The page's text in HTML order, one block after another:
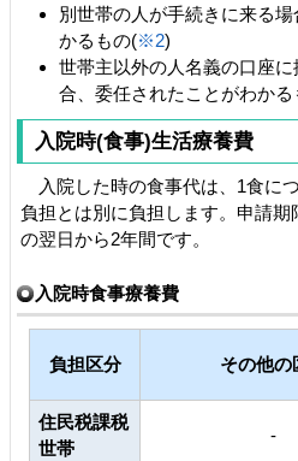
別世帯の人が手続きに来る
かるもの(※2)
世帯主以外の人名義の口座
合、委任されたことがわかる
入院時(食事)生活療養費
入院した時の食事代は、1食に
負担とは別に負担します。申請
の翌日から2年間です。
入院時食事療養費
負担区分 その他の
住民税課税
世帯
-